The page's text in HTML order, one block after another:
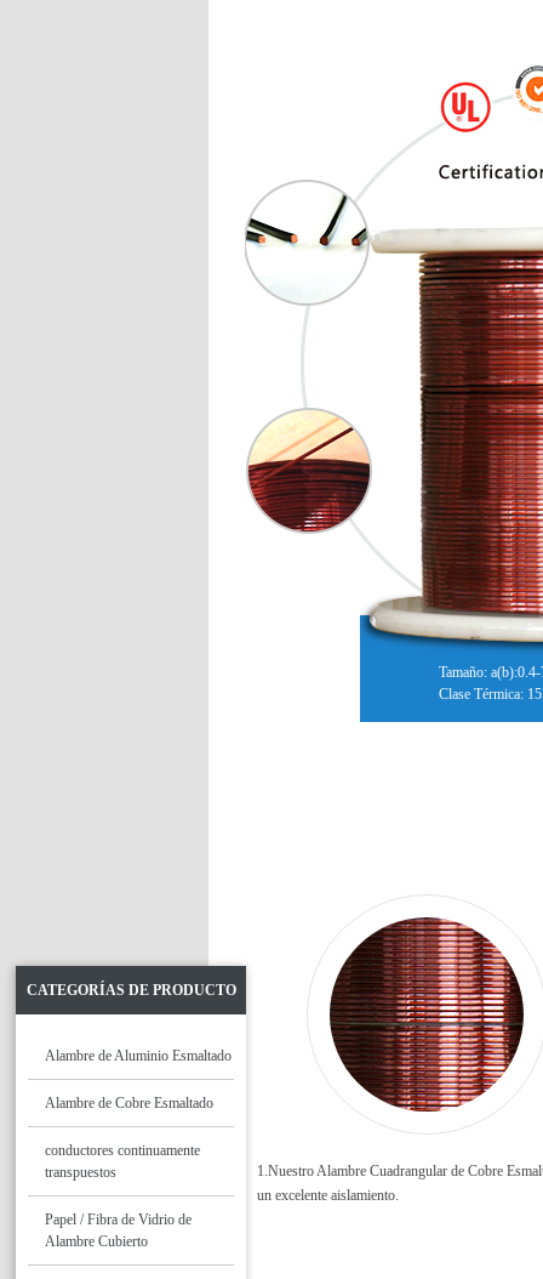
Tamaño:
Clase Térmica:
1.Nuestro Alambre Cuadrangular de Cobre
un excelente aislamiento.
CATEGORÍAS DE PRODUCTO
Alambre de Aluminio Esmaltado
Alambre de Cobre Esmaltado
conductores continuamente
transpuestos
Papel / Fibra de Vidrio de
Alambre Cubierto